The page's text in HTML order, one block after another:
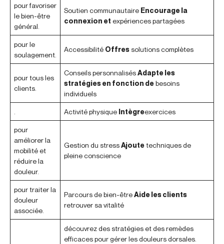
pour favoriser
le bien-être
général.
Soutien communautaire Encourage la
connexion et expériences partagées
pour le
soulagement.
Accessibilité Offres solutions complètes
pour tous les
clients.
Conseils personnalisésAdapte les
stratégies en fonction debesoins
individuels
Activité physique Intègreexercices
pour
améliorer la
mobilité et
réduire la
douleur.
Gestion du stressAjoutetechniques de
pleine conscience
pour traiter la
douleur
associée.
Parcours de bien-êtreAide les clients
retrouver sa vitalité
découvrez des stratégies et des remèdes
efficaces pour gérer les douleurs dorsales.